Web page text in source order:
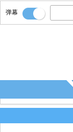
张黄牌
直播 77' - RB
76' - 第
弹幕